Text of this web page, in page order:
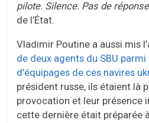
pilote. Silence. Pas de
de l’État.
Vladimir Poutine a aussi mis
de deux agents du SBU
d’équipages de ces navires
président russe, ils étaient là
provocation et leur présence
cette dernière était préparée